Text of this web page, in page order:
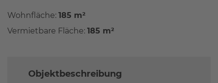
Wohnfläche: 185 m²
Vermietbare Fläche: 185 m²
Objektbeschreibung